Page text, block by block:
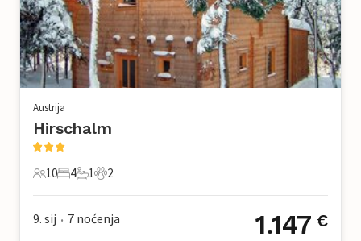
Austrija
Hirschalm
10 Gosti
10
4 Spavaće sobe
4
1 Kupaonica
1
2 Kućni ljubimac
2
9. sij • 7 noćenja 1.147 €